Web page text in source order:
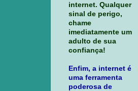
internet. Qualquer
sinal de perigo,
chame
imediatamente um
adulto de sua
confiança!
Enfim, a internet é
uma ferramenta
poderosa de